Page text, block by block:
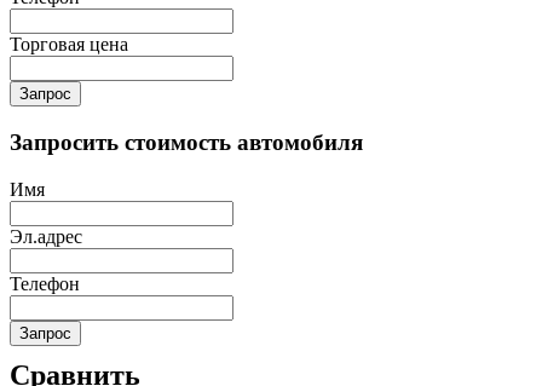
Торговая цена
Запрос
Запросить стоимость автомобиля
Имя
Эл.адрес
Телефон
Запрос
Сравнить